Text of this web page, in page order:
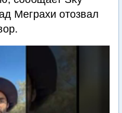
Меграхи отозвал